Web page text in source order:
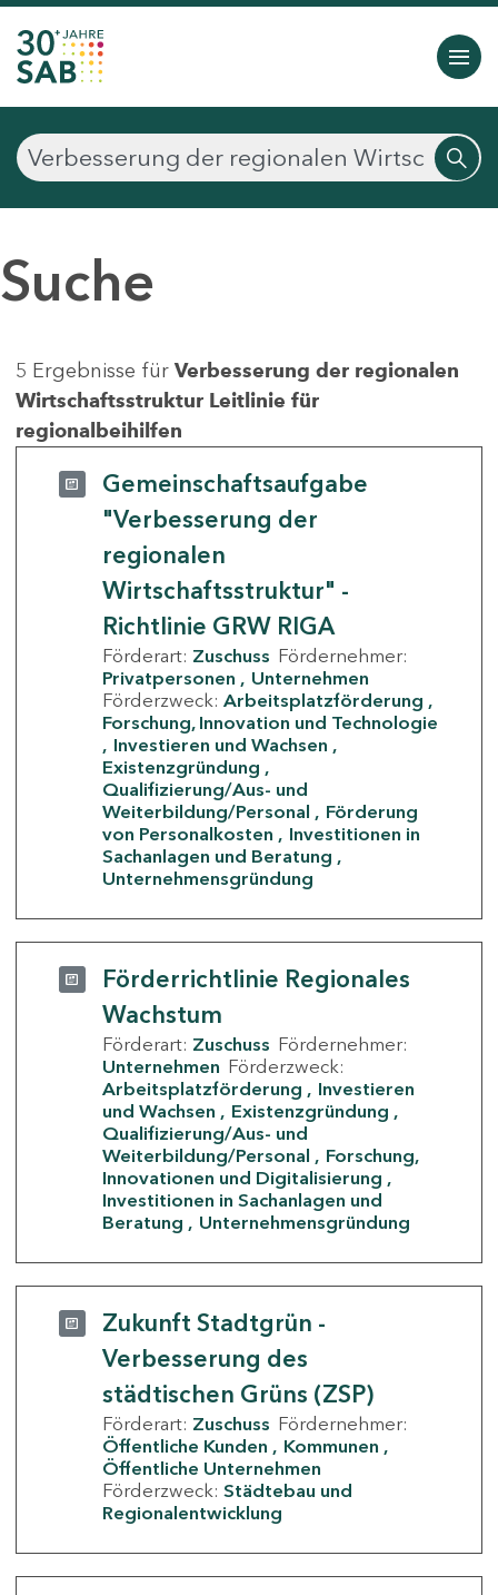
Suche
5 Ergebnisse für Verbesserung der regionalen
Wirtschaftsstruktur Leitlinie für
regionalbeihilfen
Gemeinschaftsaufgabe
"Verbesserung der
regionalen
Wirtschaftsstruktur" -
Richtlinie GRW RIGA
Förderart: Zuschuss Fördernehmer:
Privatpersonen
Unternehmen
Förderzweck: Arbeitsplatzförderung
Forschung, Innovation und Technologie
Investieren und Wachsen
Existenzgründung
Qualifizierung/Aus- und
Weiterbildung/Personal
Förderung
von Personalkosten
Investitionen in
Sachanlagen und Beratung
Unternehmensgründung
Förderrichtlinie Regionales
Wachstum
Förderart: Zuschuss Fördernehmer:
Unternehmen Förderzweck:
Arbeitsplatzförderung
Investieren
und Wachsen
Existenzgründung
Qualifizierung/Aus- und
Weiterbildung/Personal
Forschung,
Innovationen und Digitalisierung
Investitionen in Sachanlagen und
Beratung
Unternehmensgründung
Zukunft Stadtgrün -
Verbesserung des
städtischen Grüns (ZSP)
Förderart: Zuschuss Fördernehmer:
Öffentliche Kunden
Kommunen
Öffentliche Unternehmen
Förderzweck: Städtebau und
Regionalentwicklung